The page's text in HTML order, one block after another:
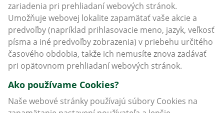
zariadenia pri prehliadaní webových stránok.
Umožňuje webovej lokalite zapamätať vaše akcie a
predvoľby (napríklad prihlasovacie meno, jazyk, veľkosť
písma a iné predvoľby zobrazenia) v priebehu určitého
časového obdobia, takže ich nemusíte znova zadávať
pri opätovnom prehliadaní webových stránok.
Ako používame Cookies?
Naše webové stránky používajú súbory Cookies na